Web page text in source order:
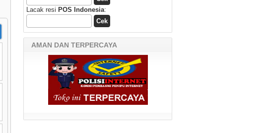
Lacak resi POS Indonesia:
AMAN DAN TERPERCAYA